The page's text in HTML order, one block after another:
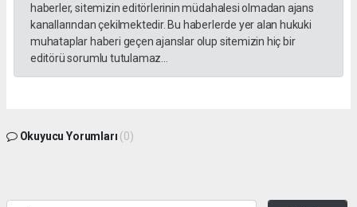
haberler, sitemizin editörlerinin müdahalesi olmadan ajans
kanallarından çekilmektedir. Bu haberlerde yer alan hukuki
muhataplar haberi geçen ajanslar olup sitemizin hiç bir
editörü sorumlu tutulamaz...
Okuyucu Yorumları (0)